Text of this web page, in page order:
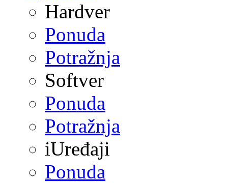
Hardver
Ponuda
Potražnja
Softver
Ponuda
Potražnja
iUređaji
Ponuda